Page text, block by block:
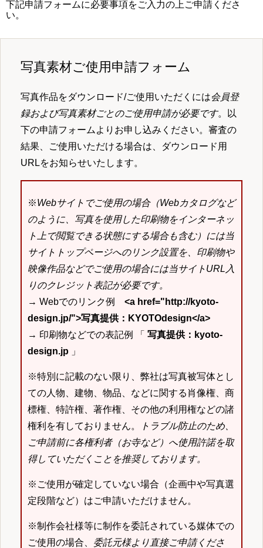
下記申請フォームに必要事項をご入力の上ご申請くださ
い。
写真素材ご使用申請フォーム
写真作品をダウンロード/ご使用いただくには会員登
録および写真素材ごとのご使用申請が必要です。以
下の申請フォームよりお申し込みください。審査の
結果、ご使用いただける場合は、ダウンロード用
URLをお知らせいたします。
※Webサイトでご使用の場合（Webカタログなど
のように、写真を使用した印刷物をインターネッ
ト上で閲覧できる状態にする場合も含む）には当
サイトトップページへのリンク設置を、印刷物や
映像作品などでご使用の場合には当サイトURL入
りのクレジット表記が必要です。
→ Webでのリンク例 <a href="http://kyoto-
design.jp/">写真提供：KYOTOdesign</a>
→ 印刷物などでの表記例 「 写真提供：kyoto-
design.jp 」
※特別に記載のない限り、弊社は写真被写体とし
ての人物、建物、物品、などに関する肖像権、商
標権、特許権、著作権、その他の利用権などの諸
権利を有しておりません。
トラブル防止のため、
ご申請前に各権利者（お寺など）へ使用許諾を取
得していただくことを推奨しております。
※ご使用が確定していない場合（企画中や写真選
定段階など）はご申請いただけません。
※制作会社様等に制作を委託されている媒体での
ご使用の場合、 委託元様より直接ご申請くださ